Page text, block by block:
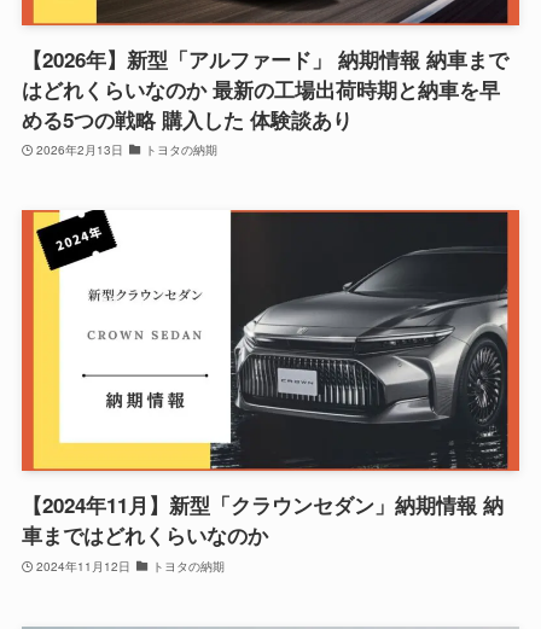
【2026年】新型「アルファード」 納期情報 納車まで
はどれくらいなのか 最新の工場出荷時期と納車を早
める5つの戦略 購入した 体験談あり
2026年2月13日 トヨタの納期
【2024年11月】新型「クラウンセダン」納期情報 納
車まではどれくらいなのか
2024年11月12日 トヨタの納期